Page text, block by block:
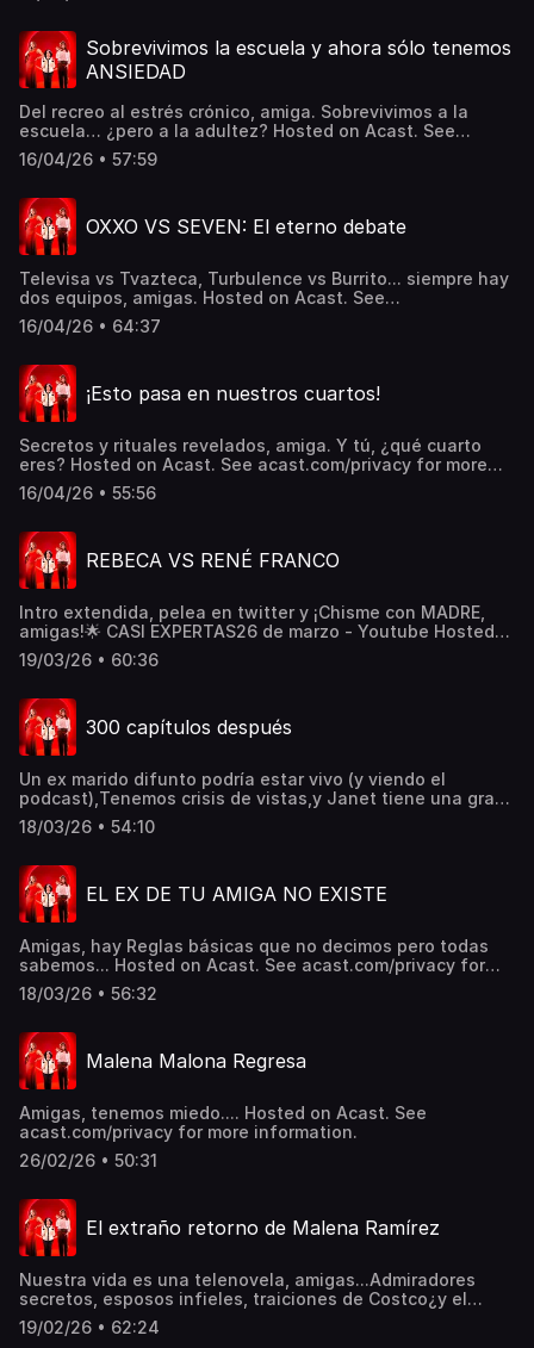
Sobrevivimos la escuela y ahora sólo tenemos
ANSIEDAD
Del recreo al estrés crónico, amiga. Sobrevivimos a la
escuela… ¿pero a la adultez? Hosted on Acast. See
acast.com/privacy for more information.
16/04/26 • 57:59
OXXO VS SEVEN: El eterno debate
Televisa vs Tvazteca, Turbulence vs Burrito... siempre hay
dos equipos, amigas. Hosted on Acast. See
acast.com/privacy for more information.
16/04/26 • 64:37
¡Esto pasa en nuestros cuartos!
Secretos y rituales revelados, amiga. Y tú, ¿qué cuarto
eres? Hosted on Acast. See acast.com/privacy for more
information.
16/04/26 • 55:56
REBECA VS RENÉ FRANCO
Intro extendida, pelea en twitter y ¡Chisme con MADRE,
amigas!🌟 CASI EXPERTAS26 de marzo - Youtube Hosted
on Acast. See acast.com/privacy for more information.
19/03/26 • 60:36
300 capítulos después
Un ex marido difunto podría estar vivo (y viendo el
podcast),Tenemos crisis de vistas,y Janet tiene una gran
sorpresa.¡GRACIAS por estos 300 episodios, ami-ami-
amigas! Hosted on Acast. See acast.com/privacy for more
18/03/26 • 54:10
EL EX DE TU AMIGA NO EXISTE
Amigas, hay Reglas básicas que no decimos pero todas
sabemos... Hosted on Acast. See acast.com/privacy for
more information.
18/03/26 • 56:32
Malena Malona Regresa
Amigas, tenemos miedo.... Hosted on Acast. See
acast.com/privacy for more information.
26/02/26 • 50:31
El extraño retorno de Malena Ramírez
Nuestra vida es una telenovela, amigas...Admiradores
secretos, esposos infieles, traiciones de Costco¿y el
regreso de Malena? Hosted on Acast. See
acast.com/privacy for more information.
19/02/26 • 62:24